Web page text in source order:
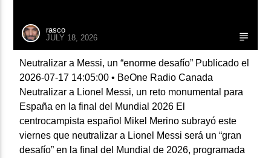
rasco
JULY 18, 2026
Neutralizar a Messi, un “enorme desafío” Publicado el
2026-07-17 14:05:00 • BeOne Radio Canada
Neutralizar a Lionel Messi, un reto monumental para
España en la final del Mundial 2026 El
centrocampista español Mikel Merino subrayó este
viernes que neutralizar a Lionel Messi será un “gran
desafío” en la final del Mundial de 2026, programada